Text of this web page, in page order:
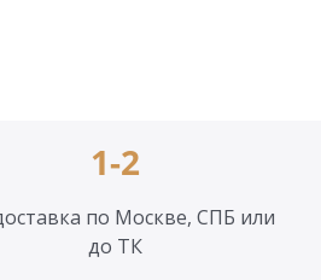
1-2
по Москве, СПБ или
до ТК